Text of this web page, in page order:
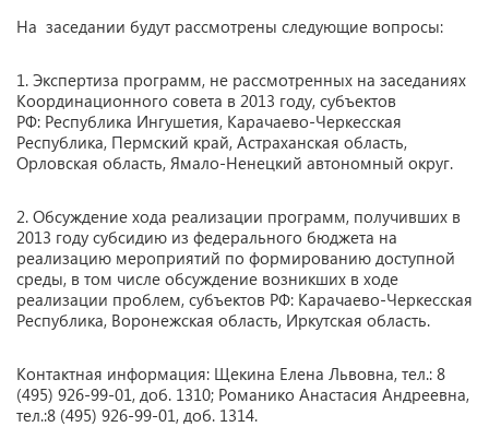
На заседании будут рассмотрены следующие вопросы:
1. Экспертиза программ, не рассмотренных на заседаниях
Координационного совета в 2013 году, субъектов
РФ: Республика Ингушетия, Карачаево-Черкесская
Республика, Пермский край, Астраханская область,
Орловская область, Ямало-Ненецкий автономный округ.
2. Обсуждение хода реализации программ, получивших в
2013 году субсидию из федерального бюджета на
реализацию мероприятий по формированию доступной
среды, в том числе обсуждение возникших в ходе
реализации проблем, субъектов РФ: Карачаево-Черкесская
Республика, Воронежская область, Иркутская область.
Контактная информация: Щекина Елена Львовна, тел.: 8
(495) 926-99-01, доб. 1310; Романико Анастасия Андреевна,
тел.:8 (495) 926-99-01, доб. 1314.